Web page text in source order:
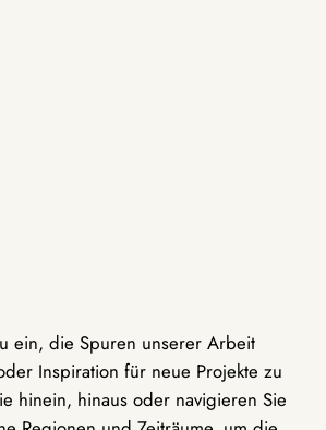
ein, die Spuren unserer Arbeit
Inspiration für neue Projekte zu
hinein, hinaus oder navigieren Sie